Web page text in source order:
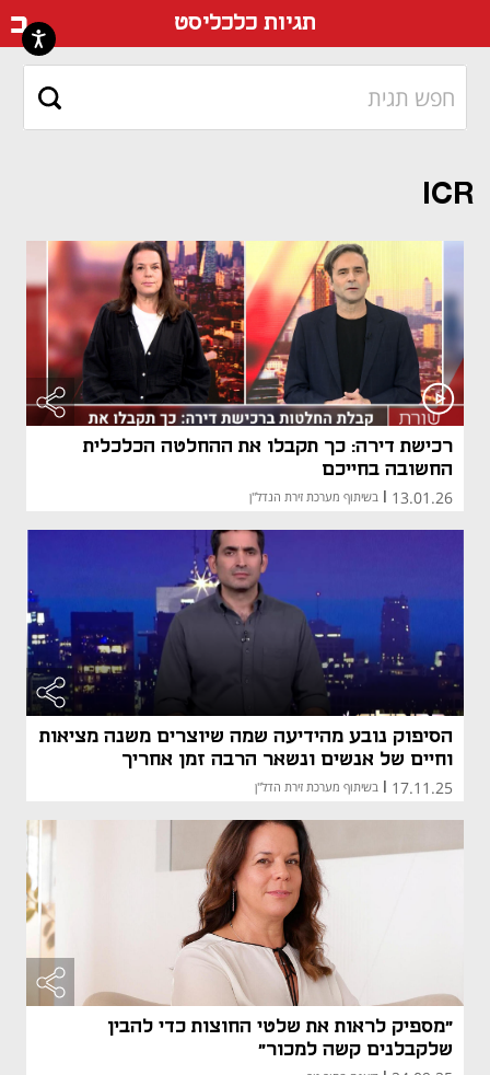
תגיות כלכליסט
ICR
רכישת דירה: כך תקבלו את ההחלטה הכלכלית
החשובה בחייכם
13.01.26 בשיתוף מערכת זירת הנדל"ן
הסיפוק נובע מהידיעה שמה שיוצרים משנה מציאות
וחיים של אנשים ונשאר הרבה זמן אחריך
17.11.25 בשיתוף מערכת זירת הדל"ן
"מספיק לראות את שלטי החוצות כדי להבין
שלקבלנים קשה למכור"